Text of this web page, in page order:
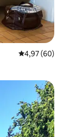
Note
4,97 (60)